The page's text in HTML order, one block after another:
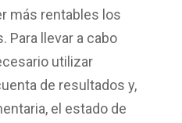
más rentables los
Para llevar a cabo
utilizar
de resultados y,
el estado de